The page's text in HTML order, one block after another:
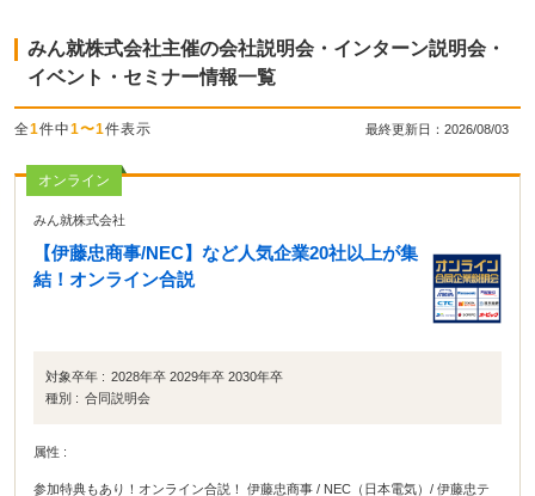
みん就株式会社主催の会社説明会・インターン説明会・
イベント・セミナー情報一覧
全1件中1〜1件表示 最終更新日：2026/08/03
オンライン
みん就株式会社
【伊藤忠商事/NEC】など人気企業20社以上が集
結！オンライン合説
対象卒年 : 2028年卒 2029年卒 2030年卒
種別 : 合同説明会
属性 :
参加特典もあり！オンライン合説！ 伊藤忠商事 / NEC（日本電気）/ 伊藤忠テ